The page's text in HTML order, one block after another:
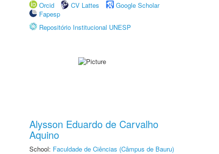
Orcid
CV Lattes
Google Scholar
Fapesp
Repositório Institucional UNESP
Alysson Eduardo de Carvalho
Aquino
School: Faculdade de Ciências (Câmpus de Bauru)